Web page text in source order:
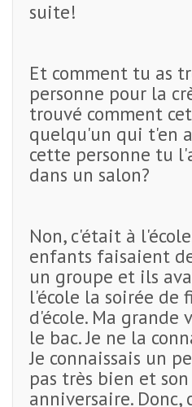
suite!
Et comment tu as
personne pour la
trouvé comment
quelqu'un qui t'en
cette personne tu
dans un salon?
Non, c'était à
enfants faisaient
un groupe et ils
l'école la soirée de
d'école. Ma grande
le bac. Je ne la
Je connaissais un
pas très bien et
anniversaire.